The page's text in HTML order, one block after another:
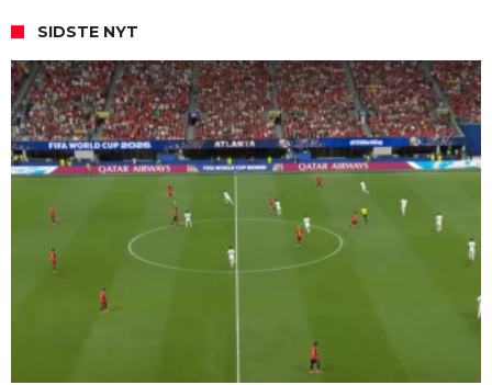
SIDSTE NYT